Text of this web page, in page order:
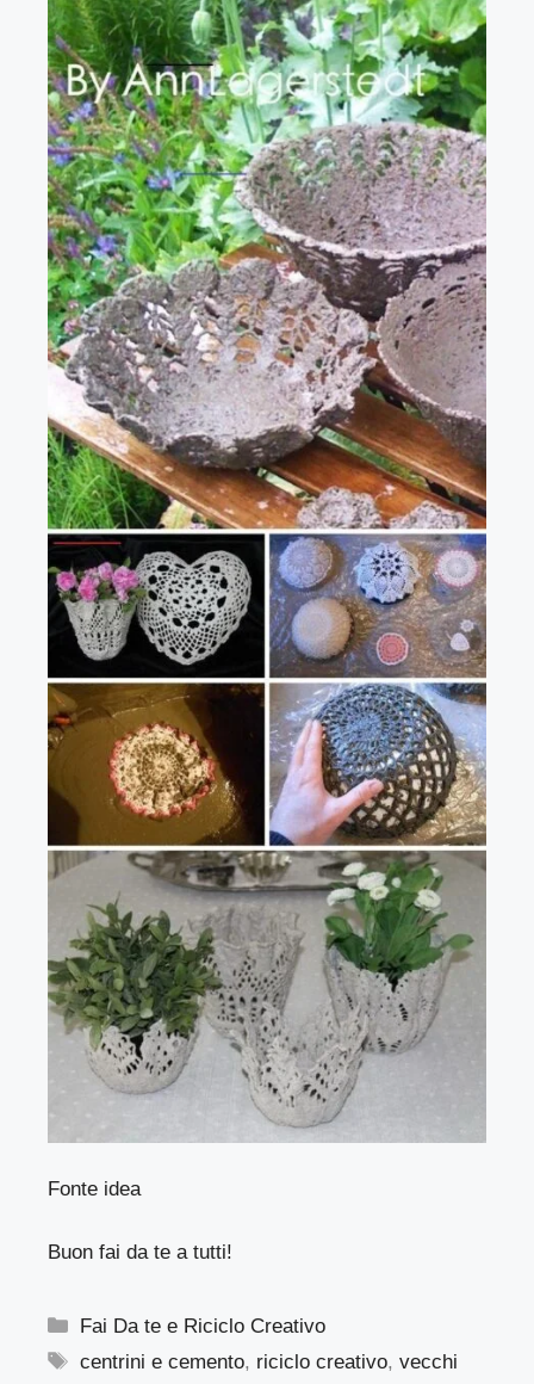
Fonte idea
Buon fai da te a tutti!
Categorie
Fai Da te e Riciclo Creativo
Tag
centrini e cemento, riciclo creativo,vecchi